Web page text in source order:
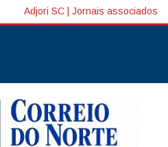
Adjori SC Jornais associados